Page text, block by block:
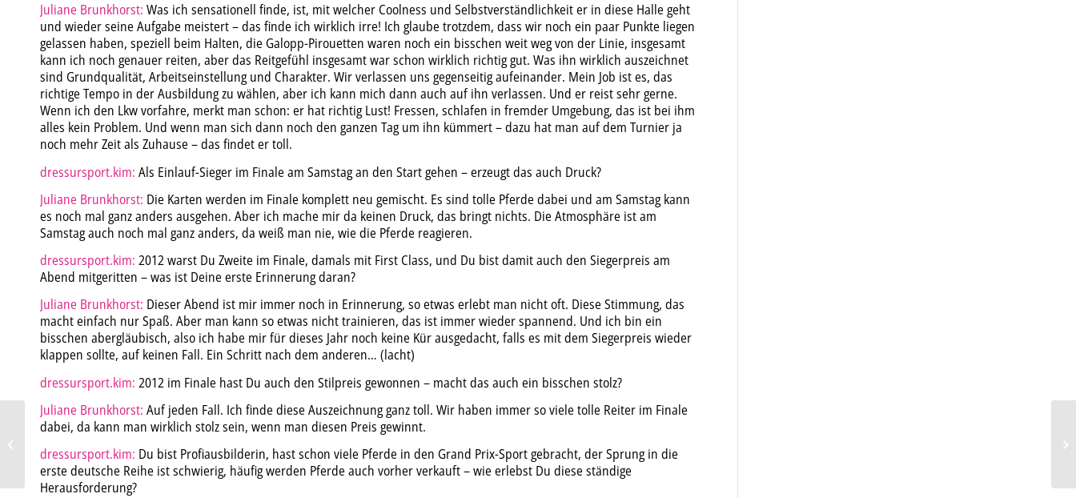
Juliane Brunkhorst: Was ich sensationell finde, ist, mit welcher Coolness und Selbstverständlichkeit er in diese Halle geht
und wieder seine Aufgabe meistert – das finde ich wirklich irre! Ich glaube trotzdem, dass wir noch ein paar Punkte liegen
gelassen haben, speziell beim Halten, die Galopp-Pirouetten waren noch ein bisschen weit weg von der Linie, insgesamt
kann ich noch genauer reiten, aber das Reitgefühl insgesamt war schon wirklich richtig gut. Was ihn wirklich auszeichnet
sind Grundqualität, Arbeitseinstellung und Charakter. Wir verlassen uns gegenseitig aufeinander. Mein Job ist es, das
richtige Tempo in der Ausbildung zu wählen, aber ich kann mich dann auch auf ihn verlassen. Und er reist sehr gerne.
Wenn ich den Lkw vorfahre, merkt man schon: er hat richtig Lust! Fressen, schlafen in fremder Umgebung, das ist bei ihm
alles kein Problem. Und wenn man sich dann noch den ganzen Tag um ihn kümmert – dazu hat man auf dem Turnier ja
noch mehr Zeit als Zuhause – das findet er toll.
dressursport.kim: Als Einlauf-Sieger im Finale am Samstag an den Start gehen – erzeugt das auch Druck?
Juliane Brunkhorst: Die Karten werden im Finale komplett neu gemischt. Es sind tolle Pferde dabei und am Samstag kann
es noch mal ganz anders ausgehen. Aber ich mache mir da keinen Druck, das bringt nichts. Die Atmosphäre ist am
Samstag auch noch mal ganz anders, da weiß man nie, wie die Pferde reagieren.
dressursport.kim: 2012 warst Du Zweite im Finale, damals mit First Class, und Du bist damit auch den Siegerpreis am
Abend mitgeritten – was ist Deine erste Erinnerung daran?
Juliane Brunkhorst: Dieser Abend ist mir immer noch in Erinnerung, so etwas erlebt man nicht oft. Diese Stimmung, das
macht einfach nur Spaß. Aber man kann so etwas nicht trainieren, das ist immer wieder spannend. Und ich bin ein
bisschen abergläubisch, also ich habe mir für dieses Jahr noch keine Kür ausgedacht, falls es mit dem Siegerpreis wieder
klappen sollte, auf keinen Fall. Ein Schritt nach dem anderen… (lacht)
dressursport.kim: 2012 im Finale hast Du auch den Stilpreis gewonnen – macht das auch ein bisschen stolz?
Juliane Brunkhorst: Auf jeden Fall. Ich finde diese Auszeichnung ganz toll. Wir haben immer so viele tolle Reiter im Finale
dabei, da kann man wirklich stolz sein, wenn man diesen Preis gewinnt.
dressursport.kim: Du bist Profiausbilderin, hast schon viele Pferde in den Grand Prix-Sport gebracht, der Sprung in die
erste deutsche Reihe ist schwierig, häufig werden Pferde auch vorher verkauft – wie erlebst Du diese ständige
Herausforderung?